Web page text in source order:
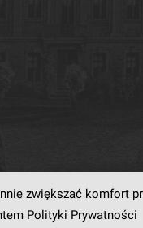
działa dzięki oprogramowaniu
zwiększać komfort
Polityki Prywatności